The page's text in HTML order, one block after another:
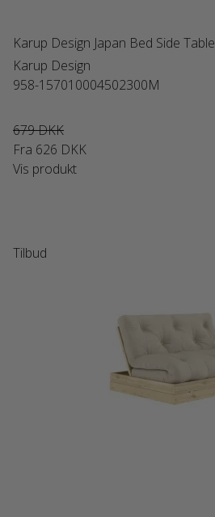
Karup Design Japan Bed Side Table
Karup Design
958-157010004502300M
679 DKK
Fra 626 DKK
Vis produkt
Tilbud